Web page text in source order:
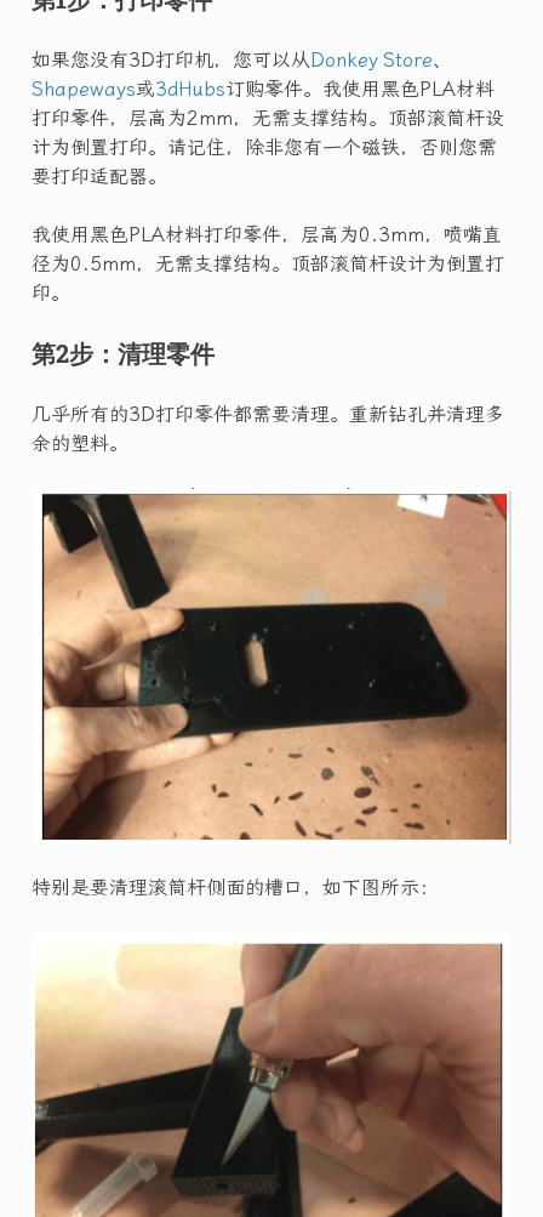
如果您没有3D打印机，您可以从Donkey Store、
Shapeways或3dHubs订购零件。我使用黑色PLA材料
打印零件，层高为2mm，无需支撑结构。顶部滚筒杆设
计为倒置打印。请记住，除非您有一个磁铁，否则您需
要打印适配器。
我使用黑色PLA材料打印零件，层高为0.3mm，喷嘴直
径为0.5mm，无需支撑结构。顶部滚筒杆设计为倒置打
印。
第2步：清理零件
几乎所有的3D打印零件都需要清理。重新钻孔并清理多
余的塑料。
特别是要清理滚筒杆侧面的槽口，如下图所示：